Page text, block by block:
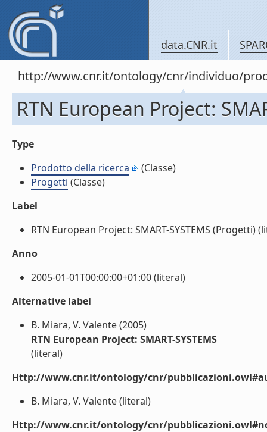
data.CNR.it
http://www.cnr.it/ontology/cnr/individuo/
RTN European Project:
Type
Prodotto della ricerca
(Classe)
Progetti (Classe)
Label
RTN European Project: SMART-SYSTEMS (Progetti)
Anno
2005-01-01T00:00:00+01:00 (literal)
Alternative label
B. Miara, V. Valente (2005)
RTN European Project: SMART-SYSTEMS
(literal)
Http://www.cnr.it/ontology/cnr/
B. Miara, V. Valente (literal)
Http://www.cnr.it/ontology/cnr/